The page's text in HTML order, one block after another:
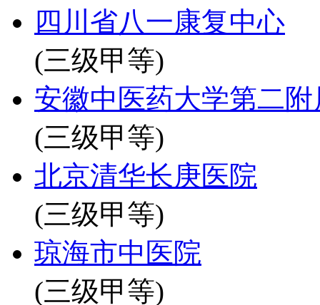
四川省八一康复中心
(三级甲等)
安徽中医药大学第二
(三级甲等)
北京清华长庚医院
(三级甲等)
琼海市中医院
(三级甲等)